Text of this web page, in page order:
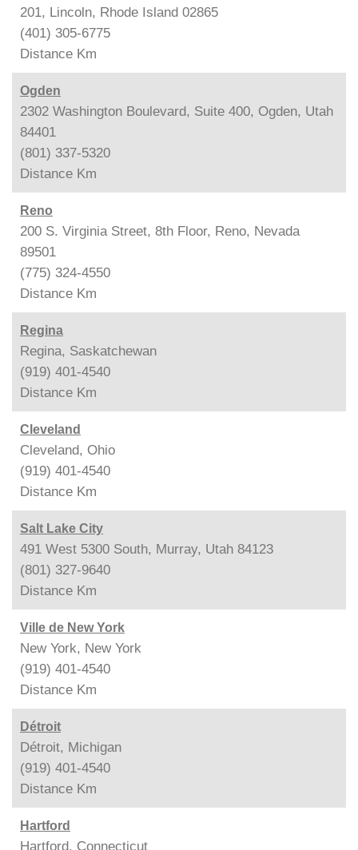
201, Lincoln, Rhode Island 02865
(401) 305-6775
Distance Km
Ogden
2302 Washington Boulevard, Suite 400, Ogden, Utah
84401
(801) 337-5320
Distance Km
Reno
200 S. Virginia Street, 8th Floor, Reno, Nevada
89501
(775) 324-4550
Distance Km
Regina
Regina, Saskatchewan
(919) 401-4540
Distance Km
Cleveland
Cleveland, Ohio
(919) 401-4540
Distance Km
Salt Lake City
491 West 5300 South, Murray, Utah 84123
(801) 327-9640
Distance Km
Ville de New York
New York, New York
(919) 401-4540
Distance Km
Détroit
Détroit, Michigan
(919) 401-4540
Distance Km
Hartford
Hartford, Connecticut